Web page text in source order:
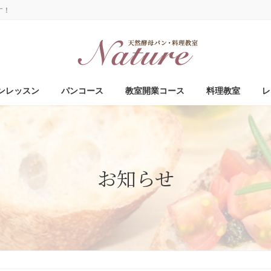
レッスン パンコース 教室開業コース 料理教室
お知らせ